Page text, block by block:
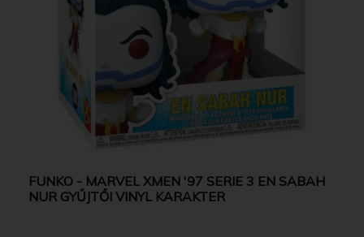
FUNKO - MARVEL XMEN '97 SERIE 3 EN SABAH
NUR GYŰJTŐI VINYL KARAKTER